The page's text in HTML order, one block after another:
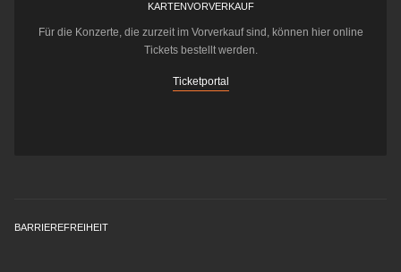
KARTENVORVERKAUF
Für die Konzerte, die zurzeit im Vorverkauf sind, können hier online
Tickets bestellt werden.
Ticketportal
BARRIEREFREIHEIT